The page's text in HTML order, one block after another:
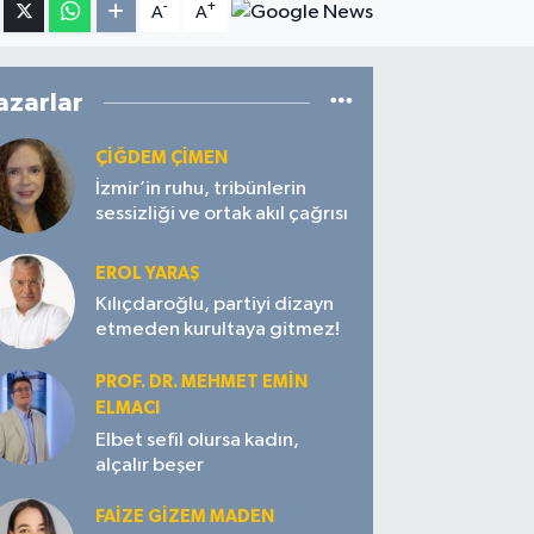
A- A+
ÇIĞDEM ÇIMEN
İzmir’in ruhu, tribünlerin
sessizliği ve ortak akıl çağrısı
EROL YARAŞ
Kılıçdaroğlu, partiyi dizayn
etmeden kurultaya gitmez!
PROF. DR. MEHMET EMIN
ELMACI
Elbet sefil olursa kadın,
alçalır beşer
FAIZE GIZEM MADEN